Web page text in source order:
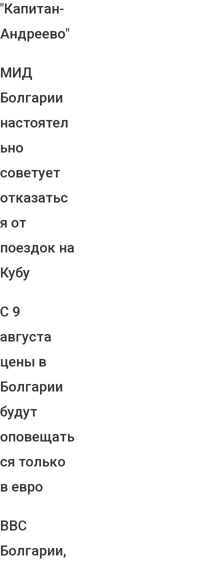
"Капитан-
Андреево"
МИД
Болгарии
настоятел
ьно
советует
отказатьс
я от
поездок на
Кубу
С 9
августа
цены в
Болгарии
будут
оповещать
ся только
в евро
ВВС
Болгарии,